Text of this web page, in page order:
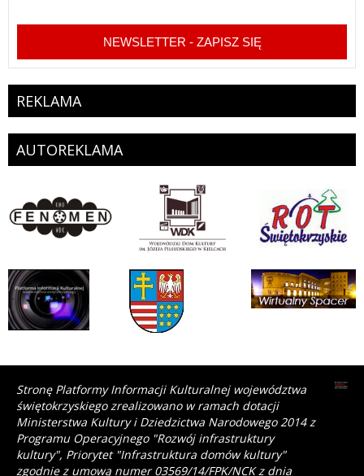
NEWSLETTER - ZAPISZ SIĘ
REKLAMA
AUTOREKLAMA
Stronę Platformy Informacji Kulturalnej województwa
świętokrzyskiego zrealizowano w ramach dotacji
Ministerstwa Kultury i Dziedzictwa Narodowego 2014 z
Programu Operacyjnego "Rozwój infrastruktury
kultury", Priorytet "Infrastruktura domów kultury"
zgodnie z umową numer 03569/14/FPK/NCK z dnia